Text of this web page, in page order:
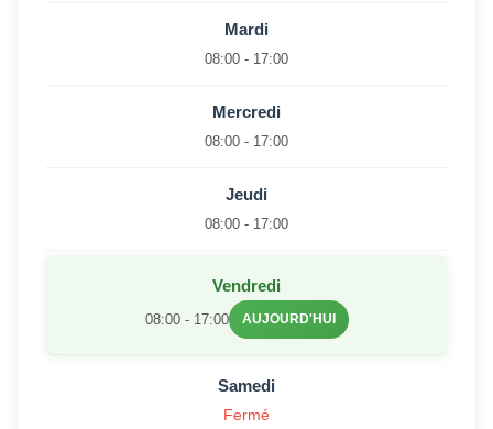
Mardi
08:00 - 17:00
Mercredi
08:00 - 17:00
Jeudi
08:00 - 17:00
Vendredi
08:00 - 17:00 AUJOURD'HUI
Samedi
Fermé